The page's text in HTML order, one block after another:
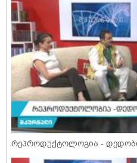
რეპროდუქტოლოგია -